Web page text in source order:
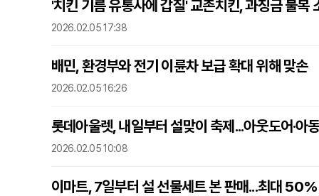
'치킨 기름 유통사에 갑질' 교촌치킨, 과징금 불복
2026.02.05 17:38
배민, 환경부와 전기 이륜차 보급 확대 위해 맞손
2026.02.05 16:26
롯데아울렛, 내일부터 설맞이 축제...아웃도어·아
2026.02.05 10:08
이마트, 7일부터 설 선물세트 본 판매...최대